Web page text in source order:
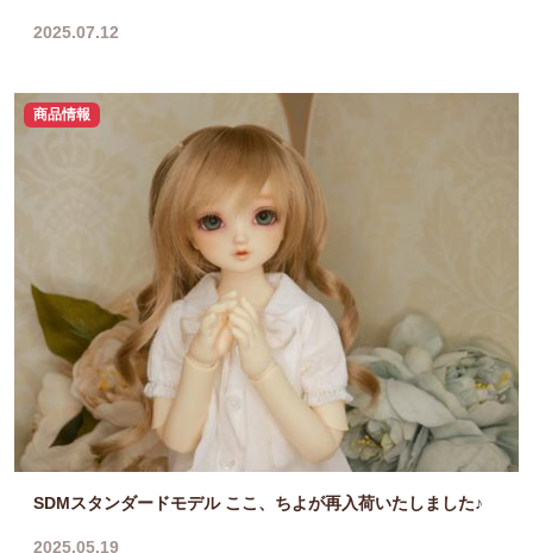
2025.07.12
商品情報
SDMスタンダードモデル ここ、ちよが再入荷いたしました♪
2025.05.19